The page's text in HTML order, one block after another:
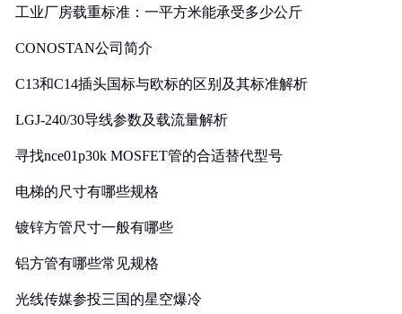
工业厂房载重标准：一平方米能承受多少公斤
CONOSTAN公司简介
C13和C14插头国标与欧标的区别及其标准解析
LGJ-240/30导线参数及载流量解析
寻找nce01p30k MOSFET管的合适替代型号
电梯的尺寸有哪些规格
镀锌方管尺寸一般有哪些
铝方管有哪些常见规格
光线传媒参投三国的星空爆冷